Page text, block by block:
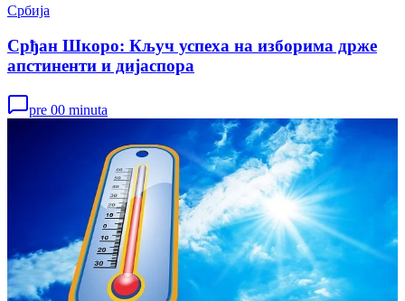
Србија
Срђан Шкоро: Кључ успеха на изборима држе
апстиненти и дијаспора
pre 00 minuta